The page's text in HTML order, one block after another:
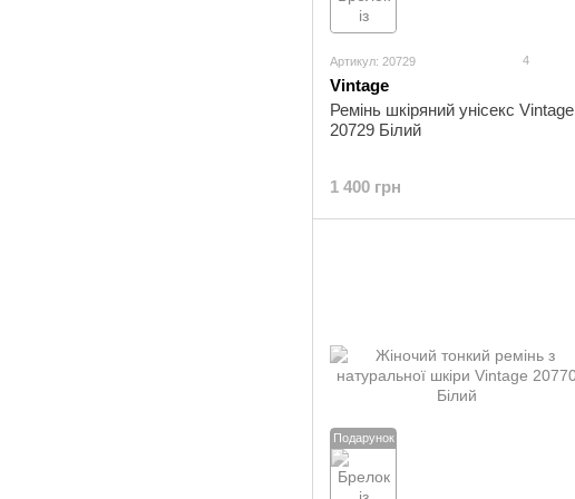
Артикул: 20729 4
Vintage
Ремінь шкіряний унісекс Vintage
20729 Білий
1 400 грн
Подарунок